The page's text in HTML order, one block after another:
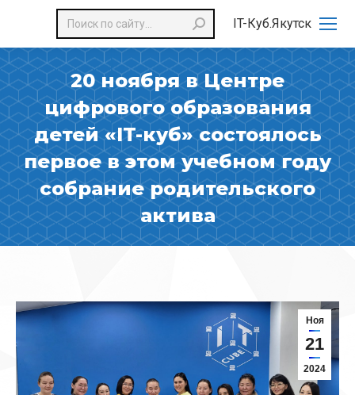
IT-Куб.Якутск
Поиск:
20 ноября в Центре
цифрового образования
детей «IT-куб» состоялось
первое в этом учебном году
собрание родительского
актива
Ноя
21
2024